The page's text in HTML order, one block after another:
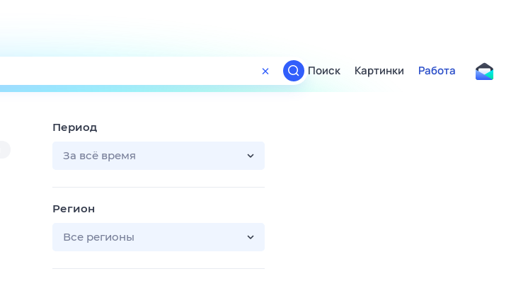
Поиск
ТВ-программа
Поиск Картинки Работа
Период
За всё время
Регион
Все регионы